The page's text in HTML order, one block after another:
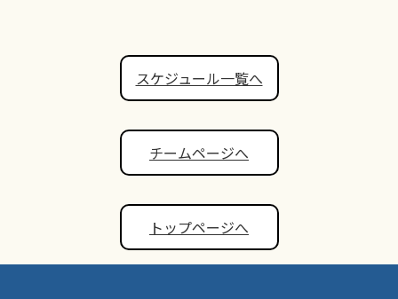
スケジュール一覧へ
チームページへ
トップページへ